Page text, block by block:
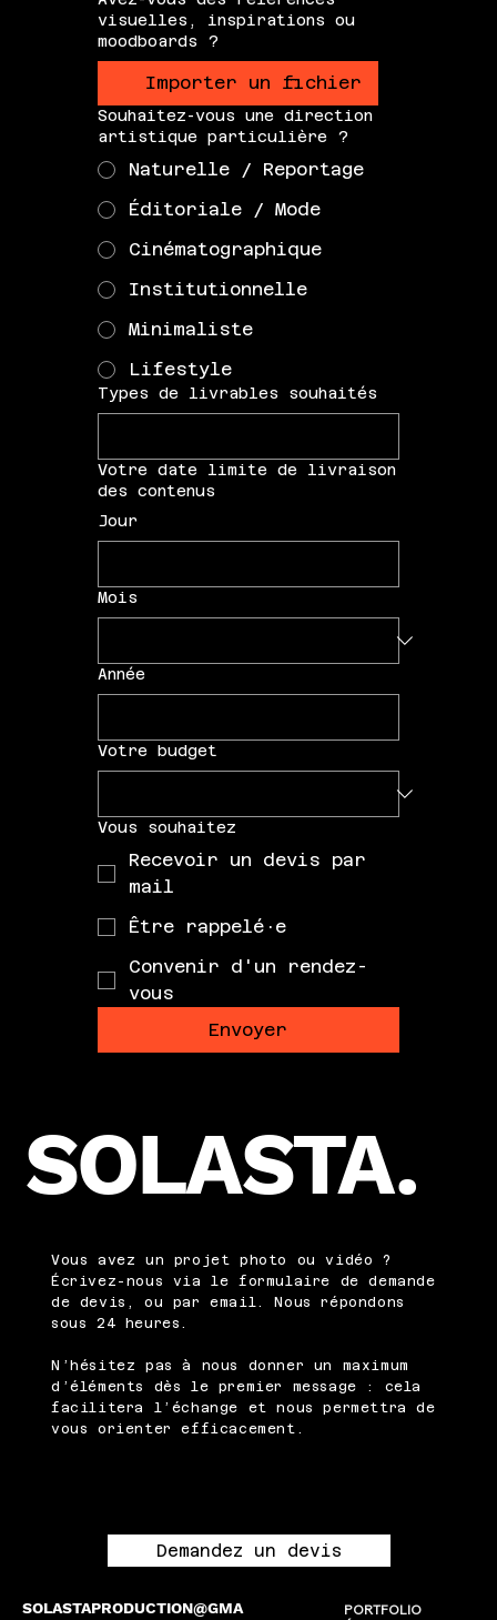
visuelles, inspirations ou
moodboards ?
Importer un fichier
Souhaitez-vous une direction
artistique particulière ?
Naturelle / Reportage
Éditoriale / Mode
Cinématographique
Institutionnelle
Minimaliste
Lifestyle
Types de livrables souhaités
Votre date limite de livraison
des contenus
Jour
Mois
Année
Votre budget
Vous souhaitez
Recevoir un devis par
mail
Être rappelé·e
Convenir d'un rendez-
vous
Envoyer
SOLASTA.
SOLASTAPRODUCTION@GMA
PORTFOLIO
Vous avez un projet photo ou vidéo ?
Écrivez-nous via le formulaire de demande
de devis, ou par email. Nous répondons
sous 24 heures.
N’hésitez pas à nous donner un maximum
d’éléments dès le premier message : cela
facilitera l’échange et nous permettra de
vous orienter efficacement.
Demandez un devis